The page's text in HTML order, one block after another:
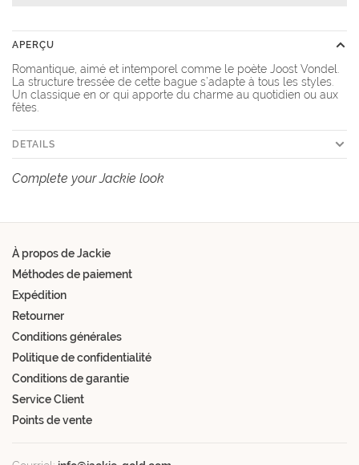
APERÇU
Romantique, aimé et intemporel comme le poète Joost Vondel.
La structure tressée de cette bague s’adapte à tous les styles.
Un classique en or qui apporte du charme au quotidien ou aux
fêtes.
DETAILS
Complete your Jackie look
À propos de Jackie
Méthodes de paiement
Expédition
Retourner
Conditions générales
Politique de confidentialité
Conditions de garantie
Service Client
Points de vente